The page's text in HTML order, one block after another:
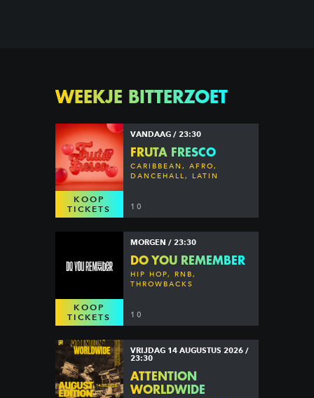
WEEKJE BITTERZOET
KOOP
TICKETS
VANDAAG / 23:30
FRUTA FRESCO
CARIBBEAN, AFRO,
DANCEHALL, LATIN
10
KOOP
TICKETS
MORGEN / 23:30
DO YOU REMEMBER
HIP HOP, RNB,
THROWBACKS
10
VRIJDAG 14 AUGUSTUS 2026 /
23:30
ATTENTION
WORLDWIDE